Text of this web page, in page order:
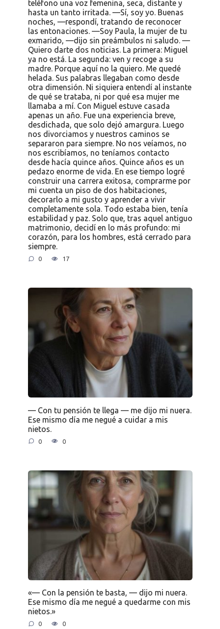
teléfono una voz femenina, seca, distante y
hasta un tanto irritada. —Sí, soy yo. Buenas
noches, —respondí, tratando de reconocer
las entonaciones. —Soy Paula, la mujer de tu
exmarido, —dijo sin preámbulos ni saludo. —
Quiero darte dos noticias. La primera: Miguel
ya no está. La segunda: ven y recoge a su
madre. Porque aquí no la quiero. Me quedé
helada. Sus palabras llegaban como desde
otra dimensión. Ni siquiera entendí al instante
de qué se trataba, ni por qué esa mujer me
llamaba a mí. Con Miguel estuve casada
apenas un año. Fue una experiencia breve,
desdichada, que solo dejó amargura. Luego
nos divorciamos y nuestros caminos se
separaron para siempre. No nos veíamos, no
nos escribíamos, no teníamos contacto
desde hacía quince años. Quince años es un
pedazo enorme de vida. En ese tiempo logré
construir una carrera exitosa, comprarme por
mi cuenta un piso de dos habitaciones,
decorarlo a mi gusto y aprender a vivir
completamente sola. Todo estaba bien, tenía
estabilidad y paz. Solo que, tras aquel antiguo
matrimonio, decidí en lo más profundo: mi
corazón, para los hombres, está cerrado para
siempre.
0 17
— Con tu pensión te llega — me dijo mi nuera.
Ese mismo día me negué a cuidar a mis
nietos.
0 0
«— Con la pensión te basta, — dijo mi nuera.
Ese mismo día me negué a quedarme con mis
nietos.»
0 0